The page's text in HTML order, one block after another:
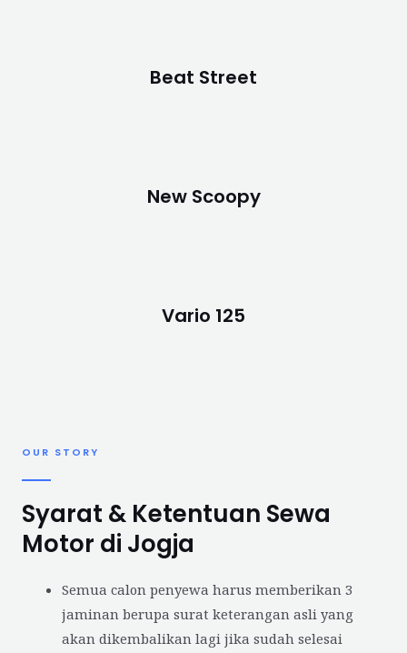
Beat Street
New Scoopy
Vario 125
OUR STORY
Syarat & Ketentuan Sewa
Motor di Jogja
Semua calon penyewa harus memberikan 3
jaminan berupa surat keterangan asli yang
akan dikembalikan lagi jika sudah selesai